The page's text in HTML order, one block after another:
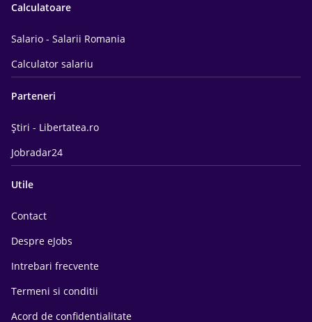
Calculatoare
Salario - Salarii Romania
Calculator salariu
Parteneri
Știri - Libertatea.ro
Jobradar24
Utile
Contact
Despre eJobs
Intrebari frecvente
Termeni si conditii
Acord de confidentialitate